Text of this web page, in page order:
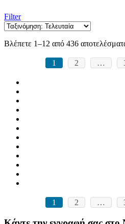
Filter
Βλέπετε 1–12 από 436
1 2 …
1 2 …